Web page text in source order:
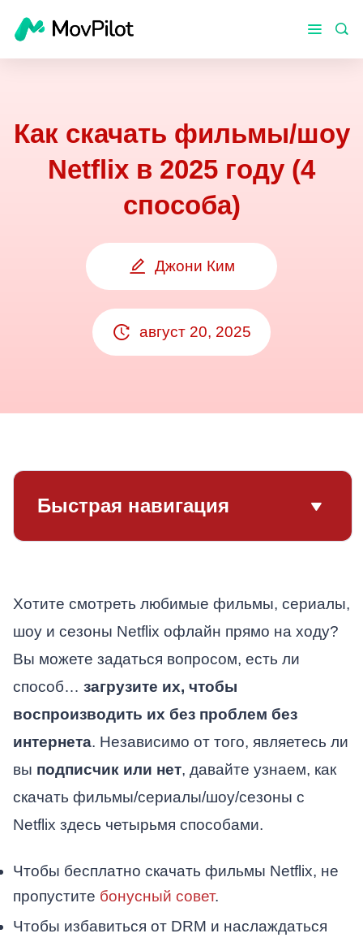
Как скачать фильмы/шоу
Netflix в 2025 году (4
способа)
Джони Ким
август 20, 2025
Быстрая навигация
Хотите смотреть любимые фильмы, сериалы,
шоу и сезоны Netflix офлайн прямо на ходу?
Вы можете задаться вопросом, есть ли
способ… загрузите их, чтобы
воспроизводить их без проблем без
интернета. Независимо от того, являетесь ли
вы подписчик или нет, давайте узнаем, как
скачать фильмы/сериалы/шоу/сезоны с
Netflix здесь четырьмя способами.
Чтобы бесплатно скачать фильмы Netflix, не
пропустите бонусный совет.
Чтобы избавиться от DRM и наслаждаться